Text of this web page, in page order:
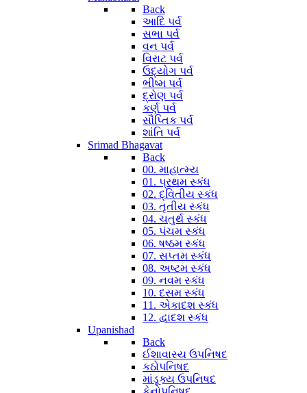
Back
આદિ પર્વ
સભા પર્વ
વન પર્વ
વિરાટ પર્વ
ઉદ્યોગ પર્વ
ભીષ્મ પર્વ
દ્રોણ પર્વ
કર્ણ પર્વ
સૌપ્તિક પર્વ
શાંતિ પર્વ
Srimad Bhagavat
Back
00. માહાત્મ્ય
01. પ્રથમ સ્કંધ
02. દ્વિતીય સ્કંધ
03. તૃતીય સ્કંધ
04. ચતુર્થ સ્કંધ
05. પંચમ સ્કંધ
06. ષષ્ઠમ સ્કંધ
07. સપ્તમ સ્કંધ
08. અષ્ટમ સ્કંધ
09. નવમ સ્કંધ
10. દસમ સ્કંધ
11. એકાદશ સ્કંધ
12. દ્વાદશ સ્કંધ
Upanishad
Back
ઈશાવાસ્ય ઉપનિષદ
કઠોપનિષદ
માંડૂક્ય ઉપનિષદ